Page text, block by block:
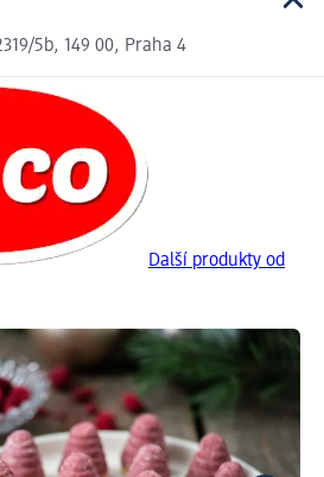
5b, 149 00, Praha 4
Další produkty od